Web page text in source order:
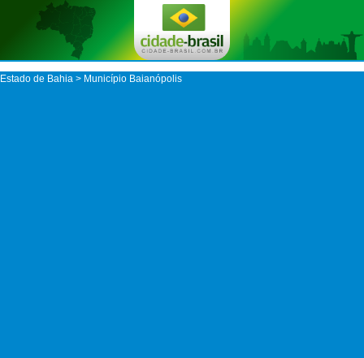
Estado de Bahia > Município Baianópolis